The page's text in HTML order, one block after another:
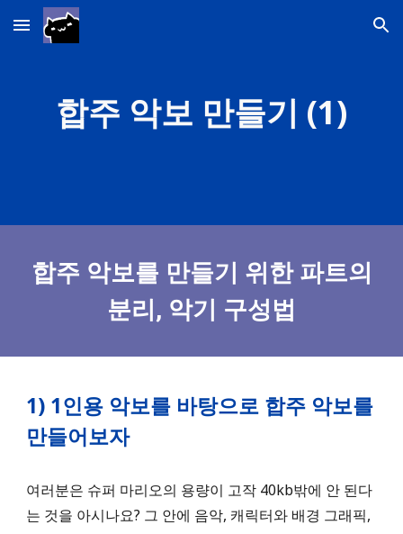
Skip to main content Skip to navigation
합주 악보 만들기 (1)
합주 악보를 만들기 위한 파트의
분리, 악기 구성법
1) 1인용 악보를 바탕으로 합주 악보를
만들어보자
여러분은 슈퍼 마리오의 용량이 고작 40kb밖에 안 된다
는 것을 아시나요? 그 안에 음악, 캐릭터와 배경 그래픽,